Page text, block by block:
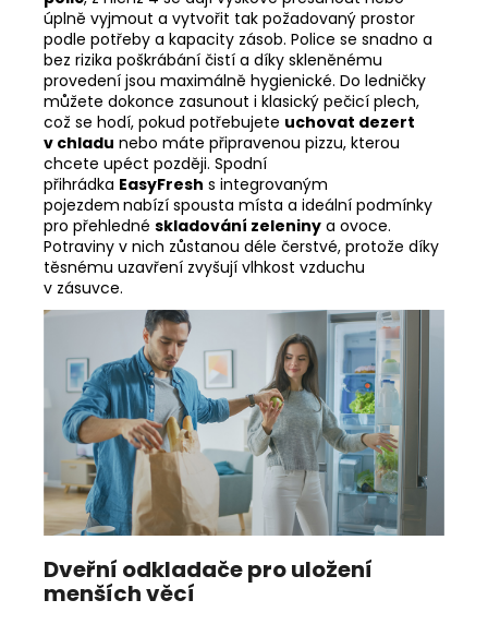
úplně vyjmout a vytvořit tak požadovaný prostor
podle potřeby a kapacity zásob. Police se snadno a
bez rizika poškrábání čistí a díky skleněnému
provedení jsou maximálně hygienické. Do ledničky
můžete dokonce zasunout i klasický pečicí plech,
což se hodí, pokud potřebujete uchovat dezert
v chladu nebo máte připravenou pizzu, kterou
chcete upéct později. Spodní
přihrádka EasyFresh s integrovaným
pojezdem nabízí spousta místa a ideální podmínky
pro přehledné skladování zeleniny a ovoce.
Potraviny v nich zůstanou déle čerstvé, protože díky
těsnému uzavření zvyšují vlhkost vzduchu
v zásuvce.
Dveřní odkladače pro uložení
menších věcí